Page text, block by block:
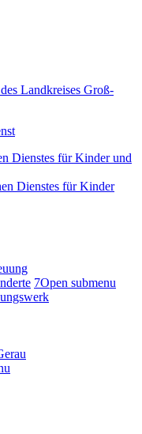
Landkreises Groß-
Dienstes für Kinder und
Dienstes für Kinder
7Open submenu